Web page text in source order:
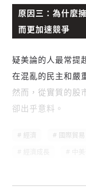
原因三：為什麼
而更加速競爭
疑美論的人最常提
在混亂的民主和嚴
然而，從實質的股
卻出乎意料。
經濟 國際貿易